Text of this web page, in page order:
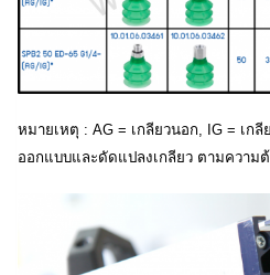
หมายเหตุ : AG = เกลียวนอก, IG = เก
ออกแบบและดัดแปลงเกลียว ตามความ